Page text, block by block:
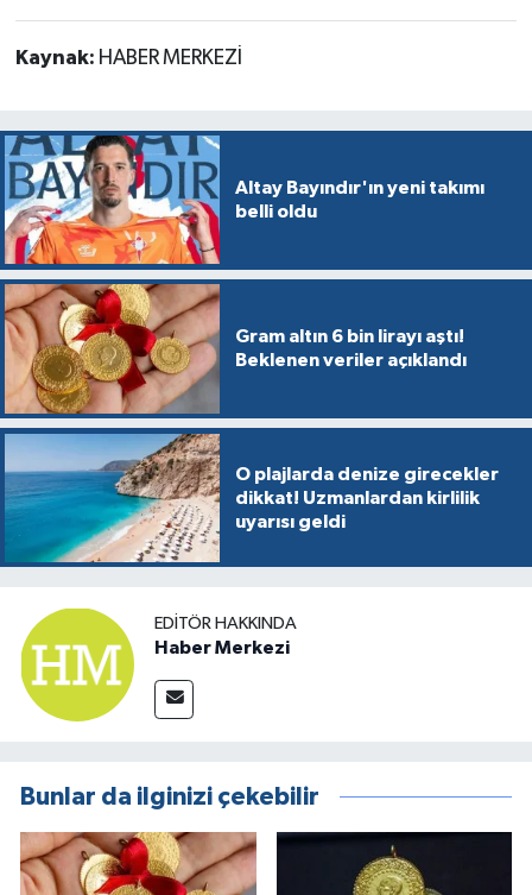
Kaynak: HABER MERKEZİ
Altay Bayındır'ın yeni takımı
belli oldu
Gram altın 6 bin lirayı aştı!
Beklenen veriler açıklandı
O plajlarda denize girecekler
dikkat! Uzmanlardan kirlilik
uyarısı geldi
EDITÖR HAKKINDA
Haber Merkezi
Bunlar da ilginizi çekebilir